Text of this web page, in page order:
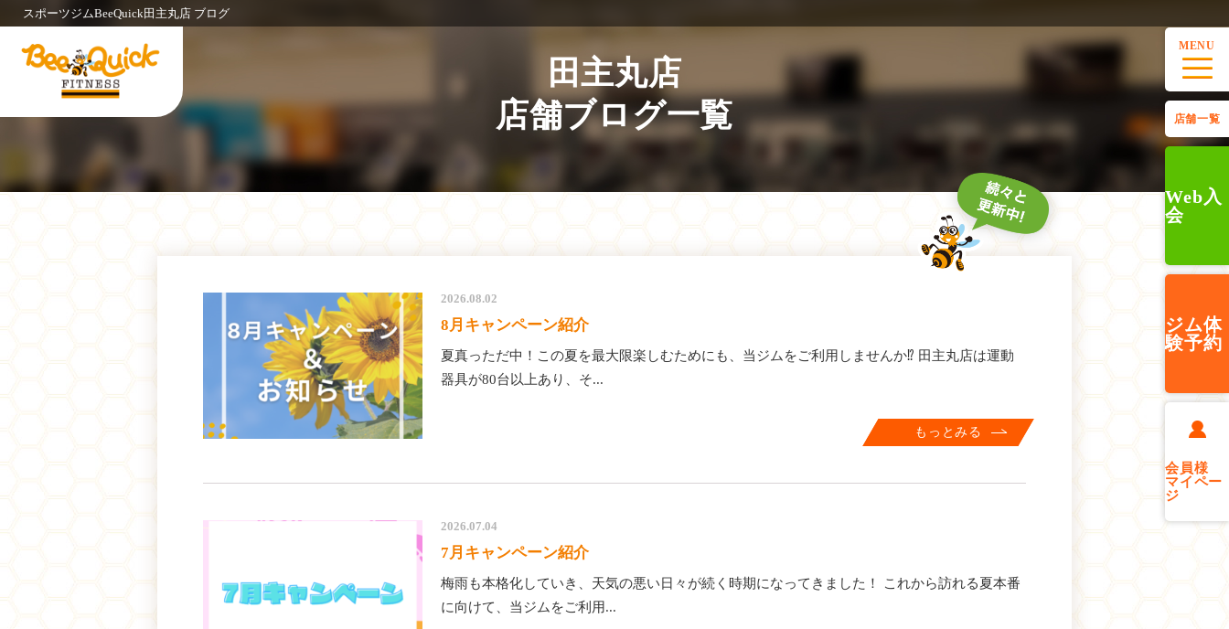
スポーツジムBeeQuick田主丸店 ブログ
MENU
店舗一覧
Web入
会
ジム体
験予約
会員様
マイペー
ジ
田主丸店
店舗ブログ一覧
2026.08.02
8月キャンペーン紹介
夏真っただ中！この夏を最大限楽しむためにも、当ジムをご利用しませんか⁉ 田主丸店は運動
器具が80台以上あり、そ...
もっとみる
2026.07.04
7月キャンペーン紹介
梅雨も本格化していき、天気の悪い日々が続く時期になってきました！ これから訪れる夏本番
に向けて、当ジムをご利用...